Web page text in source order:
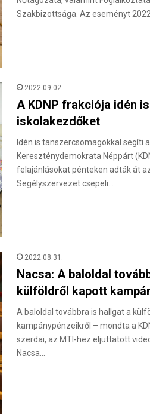
Szakbizottsága. Az eseményt
2022.09.02.
A KDNP frakciója idén
iskolakezdőket
Idén is tanszercsomagokkal segíti
Kereszténydemokrata Néppárt
felajánlásokat pénteken adták át
Segélyszervezet csepeli…
2022.08.31.
Nacsa: A baloldal
külföldről kapott
A baloldal továbbra is hallgat a
kampánypénzeikről – mondta a
szerdai, az MTI-hez eljuttatott
Nacsa…